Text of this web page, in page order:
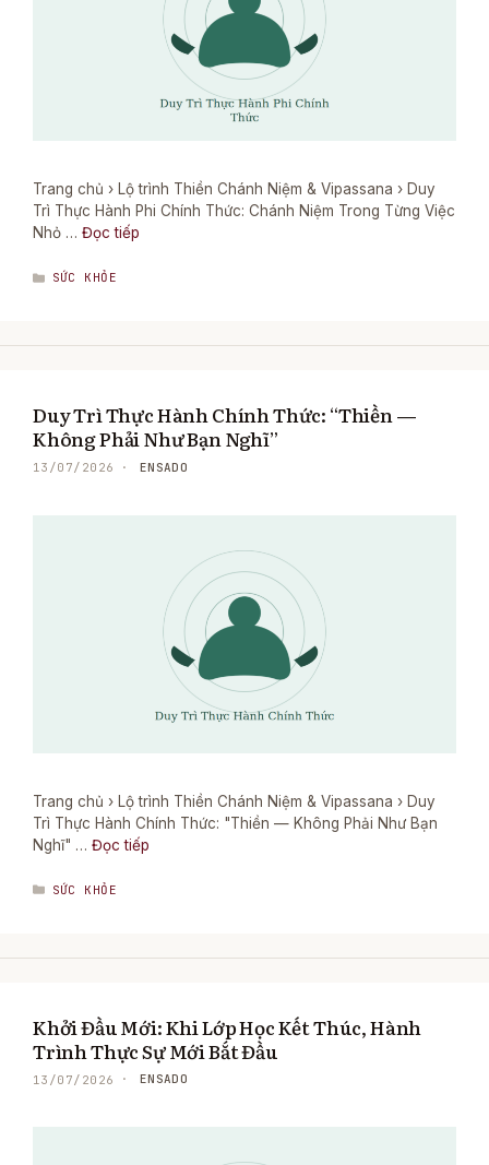
Trang chủ › Lộ trình Thiền Chánh Niệm & Vipassana › Duy
Trì Thực Hành Phi Chính Thức: Chánh Niệm Trong Từng Việc
Nhỏ … Đọc tiếp
DANH
SỨC KHỎE
Duy Trì Thực Hành Chính Thức: “Thiền —
Không Phải Như Bạn Nghĩ”
13/07/2026 ENSADO
Trang chủ › Lộ trình Thiền Chánh Niệm & Vipassana › Duy
Trì Thực Hành Chính Thức: "Thiền — Không Phải Như Bạn
Nghĩ" … Đọc tiếp
DANH
SỨC KHỎE
Khởi Đầu Mới: Khi Lớp Học Kết Thúc, Hành
Trình Thực Sự Mới Bắt Đầu
13/07/2026 ENSADO